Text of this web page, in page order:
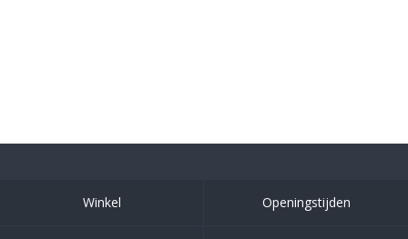
Winkel Openingstijden